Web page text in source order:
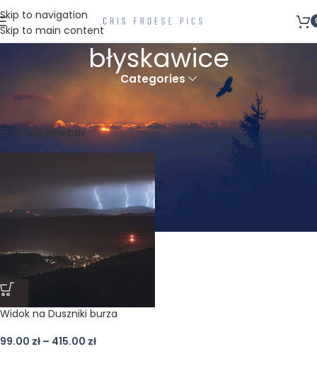
Skip to navigation
Skip to main content
błyskawice
Categories
Strona główna
Produkty oznaczone “błyskawice”
Show sidebar
Filters
Widok na Duszniki burza
99.00 zł – 415.00 zł